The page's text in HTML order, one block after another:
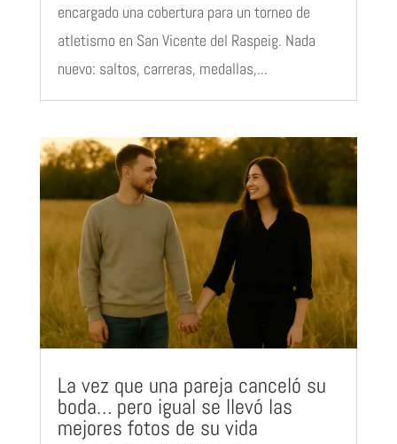
encargado una cobertura para un torneo de
atletismo en San Vicente del Raspeig. Nada
nuevo: saltos, carreras, medallas,...
La vez que una pareja canceló su
boda… pero igual se llevó las
mejores fotos de su vida